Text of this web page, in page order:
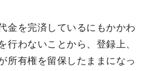
金を完済しているにもかかわ
行わないことから、登録上、
所有権を留保したままになっ